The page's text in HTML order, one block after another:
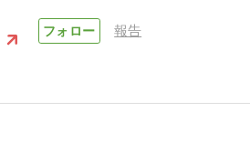
報告